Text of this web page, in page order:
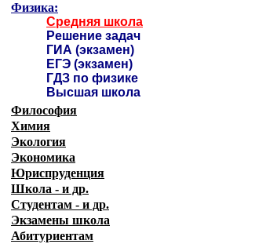
Физика:
Средняя школа
Решение задач
ГИА (экзамен)
ЕГЭ (экзамен)
ГДЗ по физике
Высшая школа
Философия
Химия
Экология
Экономика
Юриспруденция
Школа - и др.
Студентам - и др.
Экзамены школа
Абитуриентам